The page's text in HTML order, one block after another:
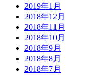
2019年1月
2018年12月
2018年11月
2018年10月
2018年9月
2018年8月
2018年7月